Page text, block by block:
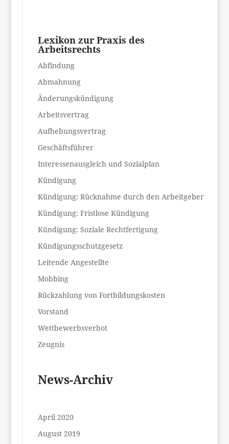
Lexikon zur Praxis des
Arbeitsrechts
Abfindung
Abmahnung
Änderungskündigung
Arbeitsvertrag
Aufhebungsvertrag
Geschäftsführer
Interessenausgleich und Sozialplan
Kündigung
Kündigung: Rücknahme durch den Arbeitgeber
Kündigung: Fristlose Kündigung
Kündigung: Soziale Rechtfertigung
Kündigungsschutzgesetz
Leitende Angestellte
Mobbing
Rückzahlung von Fortbildungskosten
Vorstand
Wettbewerbsverbot
Zeugnis
News-Archiv
April 2020
August 2019